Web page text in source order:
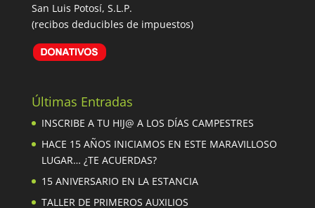
San Luis Potosí, S.L.P.
(recibos deducibles de impuestos)
Últimas Entradas
INSCRIBE A TU HIJ@ A LOS DÍAS CAMPESTRES
HACE 15 AÑOS INICIAMOS EN ESTE MARAVILLOSO
LUGAR… ¿TE ACUERDAS?
15 ANIVERSARIO EN LA ESTANCIA
TALLER DE PRIMEROS AUXILIOS